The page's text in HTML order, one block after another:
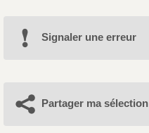
Signaler une erreur
Partager ma sélection